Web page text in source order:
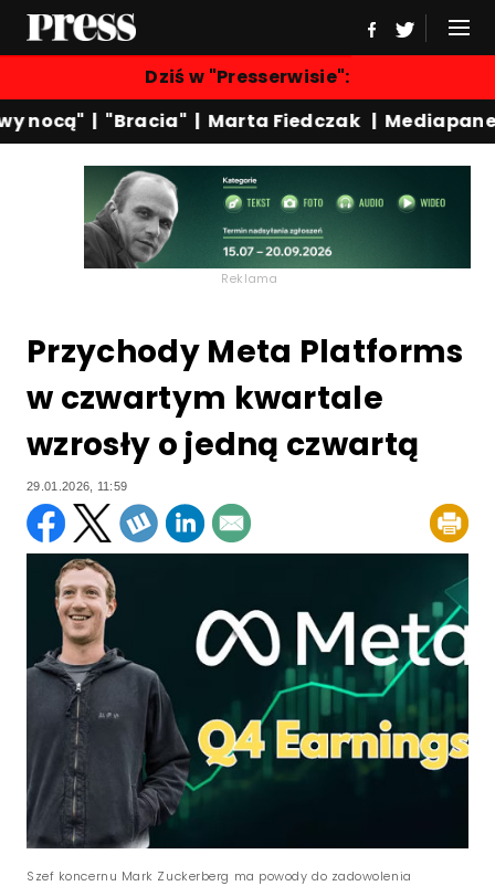
Dziś w "Presserwisie":
nocą"|"Bracia"| Marta Fiedczak|Mediapanel
Reklama
Przychody Meta Platforms
w czwartym kwartale
wzrosły o jedną czwartą
29.01.2026, 11:59
Szef koncernu Mark Zuckerberg ma powody do zadowolenia